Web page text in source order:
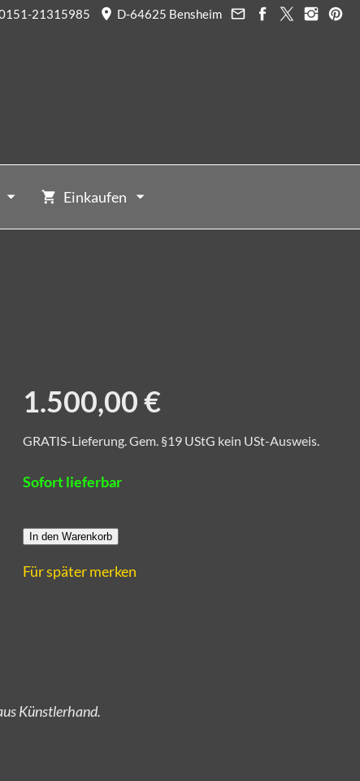
21315985 D-64625 Bensheim
Einkaufen
1.500,00 €
GRATIS-Lieferung. Gem. §19 UStG kein USt-Ausweis.
Sofort lieferbar
In den Warenkorb
Für später merken